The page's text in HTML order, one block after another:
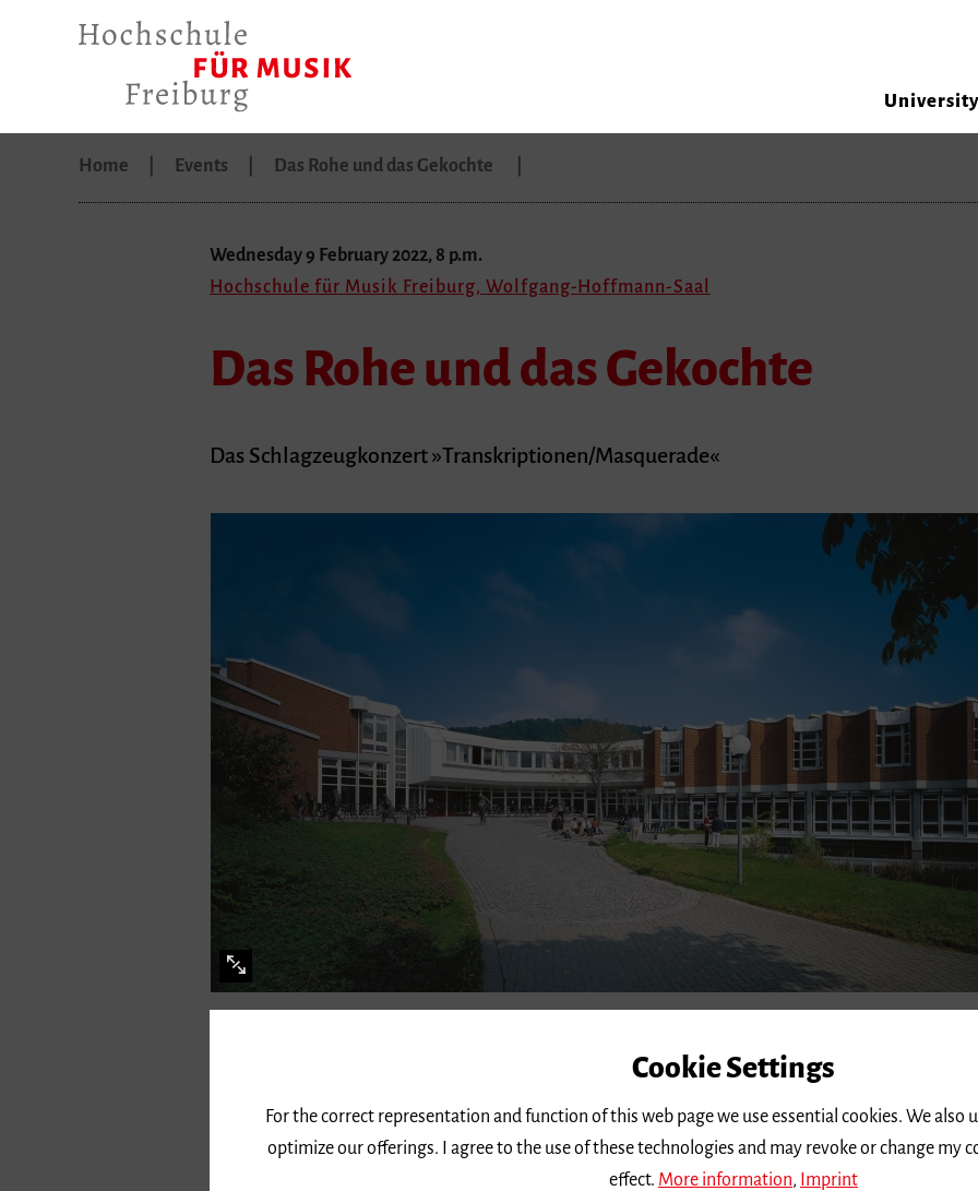
University
Home Events Das Rohe und das Gekochte
Wednesday 9 February 2022, 8 p.m.
Hochschule für Musik Freiburg, Wolfgang-Hoffmann-Saal
Das Rohe und das Gekochte
Das Schlagzeugkonzert »Transkriptionen/Masquerade«
Alirio Torrealba → Maracas
Schlagzeugensemble der Musikhochschule
Cookie Settings
For the correct representation and function of this web page we use essential cookies. We
optimize our offerings. I agree to the use of these technologies and may revoke or change my
effect. More information, Imprint